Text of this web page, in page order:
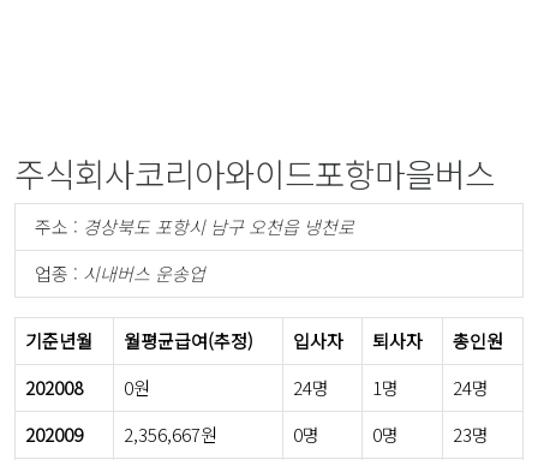
주식회사코리아와이드포항마을버스
주소 : 경상북도 포항시 남구 오천읍 냉천로
업종 : 시내버스 운송업
기준년월 월평균급여(추정) 입사자 퇴사자
총인원
202008
0원 24명 1명
24명
202009
2,356,667원 0명 0명
23명